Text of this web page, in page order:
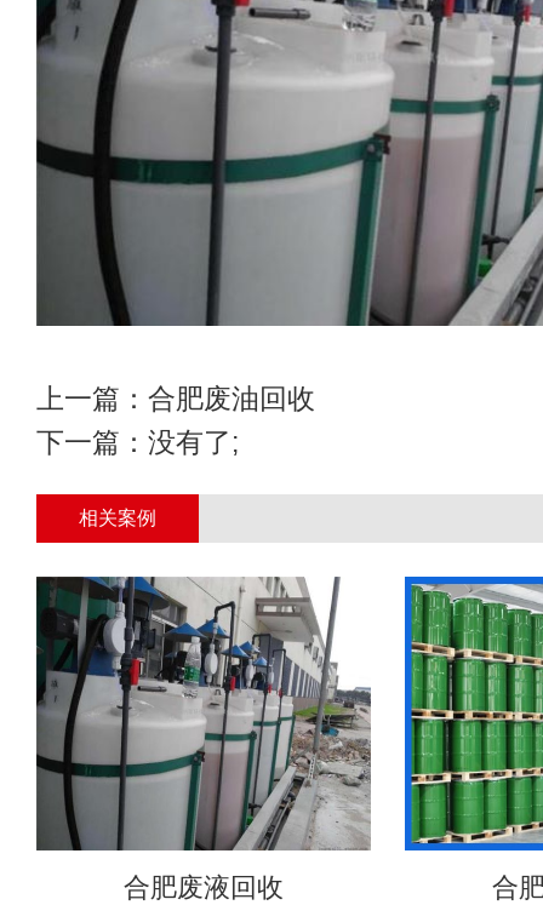
上一篇： 合肥废油回收
下一篇：没有了;
相关案例
合肥废液回收 合